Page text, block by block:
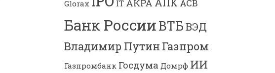
Glorax IT АКРА АПК АСВ
Банк РоссииВТБВЭД
Владимир Путин Газпром
Газпромбанк Госдума Домрф ИИ